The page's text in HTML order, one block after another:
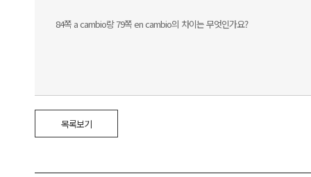
84쪽 a cambio랑 79쪽 en cambio의 차이는 무엇인가요?
목록보기